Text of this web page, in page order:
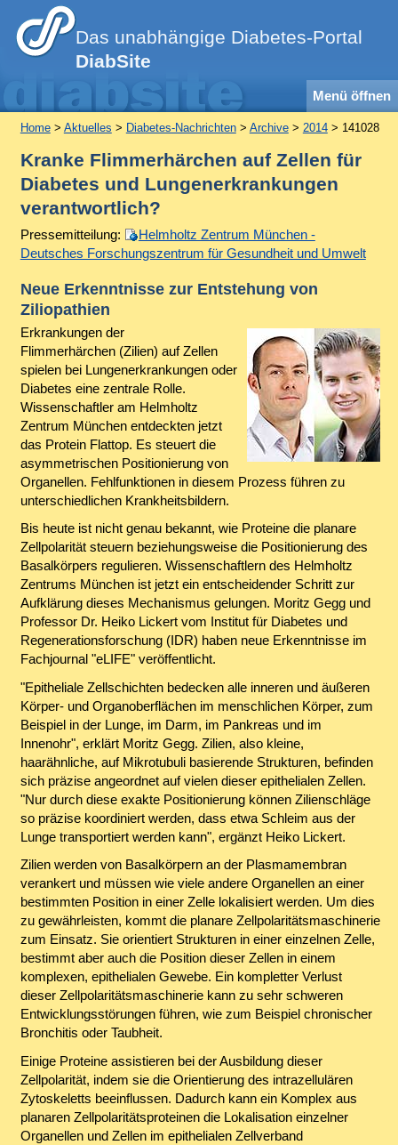
Das unabhängige Diabetes-Portal
DiabSite
Menü öffnen
Home> Aktuelles > Diabetes-Nachrichten> Archive> 2014> 141028
Kranke Flimmerhärchen auf Zellen für
Diabetes und Lungenerkrankungen
verantwortlich?
Pressemitteilung:
Helmholtz Zentrum München -
Deutsches Forschungszentrum für Gesundheit und Umwelt
Neue Erkenntnisse zur Entstehung von
Ziliopathien
Erkrankungen der
Flimmerhärchen (Zilien) auf Zellen
spielen bei Lungenerkrankungen oder
Diabetes eine zentrale Rolle.
Wissenschaftler am Helmholtz
Zentrum München entdeckten jetzt
das Protein Flattop. Es steuert die
asymmetrischen Positionierung von
Organellen. Fehlfunktionen in diesem Prozess führen zu
unterschiedlichen Krankheitsbildern.
Bis heute ist nicht genau bekannt, wie Proteine die planare
Zellpolarität steuern beziehungsweise die Positionierung des
Basalkörpers regulieren. Wissenschaftlern des Helmholtz
Zentrums München ist jetzt ein entscheidender Schritt zur
Aufklärung dieses Mechanismus gelungen. Moritz Gegg und
Professor Dr. Heiko Lickert vom Institut für Diabetes und
Regenerationsforschung (IDR) haben neue Erkenntnisse im
Fachjournal "eLIFE" veröffentlicht.
"Epitheliale Zellschichten bedecken alle inneren und äußeren
Körper- und Organoberflächen im menschlichen Körper, zum
Beispiel in der Lunge, im Darm, im Pankreas und im
Innenohr", erklärt Moritz Gegg. Zilien, also kleine,
haarähnliche, auf Mikrotubuli basierende Strukturen, befinden
sich präzise angeordnet auf vielen dieser epithelialen Zellen.
"Nur durch diese exakte Positionierung können Zilienschläge
so präzise koordiniert werden, dass etwa Schleim aus der
Lunge transportiert werden kann", ergänzt Heiko Lickert.
Zilien werden von Basalkörpern an der Plasmamembran
verankert und müssen wie viele andere Organellen an einer
bestimmten Position in einer Zelle lokalisiert werden. Um dies
zu gewährleisten, kommt die planare Zellpolaritätsmaschinerie
zum Einsatz. Sie orientiert Strukturen in einer einzelnen Zelle,
bestimmt aber auch die Position dieser Zellen in einem
komplexen, epithelialen Gewebe. Ein kompletter Verlust
dieser Zellpolaritätsmaschinerie kann zu sehr schweren
Entwicklungsstörungen führen, wie zum Beispiel chronischer
Bronchitis oder Taubheit.
Einige Proteine assistieren bei der Ausbildung dieser
Zellpolarität, indem sie die Orientierung des intrazellulären
Zytoskeletts beeinflussen. Dadurch kann ein Komplex aus
planaren Zellpolaritätsproteinen die Lokalisation einzelner
Organellen und Zellen im epithelialen Zellverband